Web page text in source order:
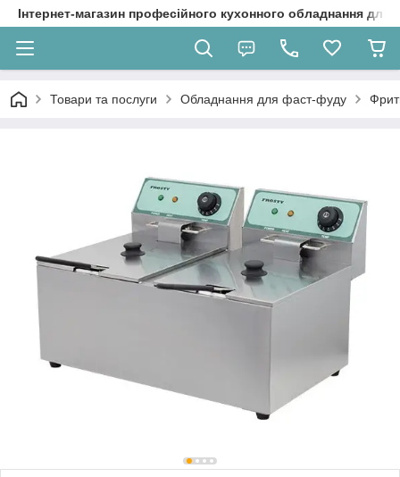
Інтернет-магазин професійного кухонного обладнання
Товари та послуги Обладнання для фаст-фуду